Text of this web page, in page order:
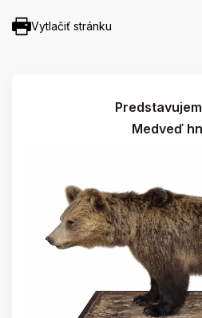
Vytlačiť stránku
Medveď